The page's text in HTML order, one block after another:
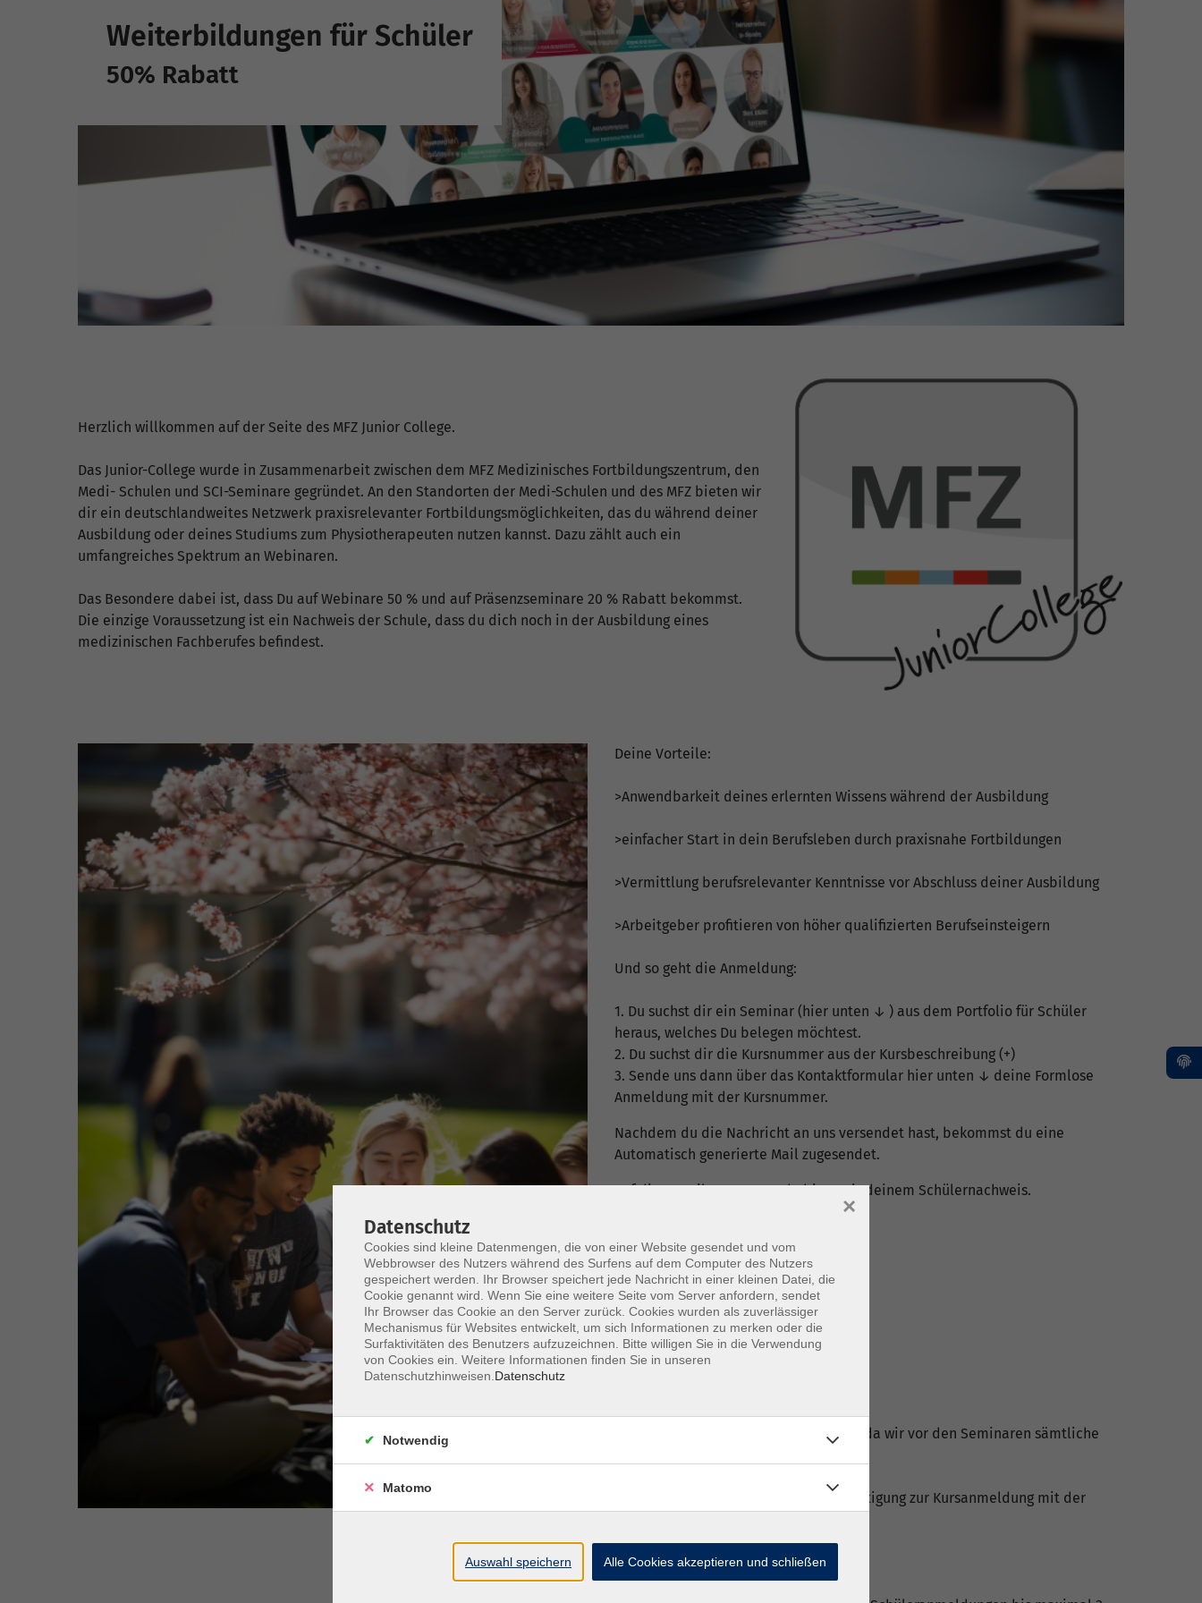
Weiterbildungen für Schüler
50% Rabatt
Herzlich willkommen auf der Seite des MFZ Junior College.
Das Junior-College wurde in Zusammenarbeit zwischen dem MFZ Medizinisches Fortbildungszentrum, den
Medi- Schulen und SCI-Seminare gegründet. An den Standorten der Medi-Schulen und des MFZ bieten wir
dir ein deutschlandweites Netzwerk praxisrelevanter Fortbildungsmöglichkeiten, das du während deiner
Ausbildung oder deines Studiums zum Physiotherapeuten nutzen kannst. Dazu zählt auch ein
umfangreiches Spektrum an Webinaren.
Das Besondere dabei ist, dass Du auf Webinare 50 % und auf Präsenzseminare 20 % Rabatt bekommst.
Die einzige Voraussetzung ist ein Nachweis der Schule, dass du dich noch in der Ausbildung eines
medizinischen Fachberufes befindest.
Deine Vorteile:
>Anwendbarkeit deines erlernten Wissens während der Ausbildung
>einfacher Start in dein Berufsleben durch praxisnahe Fortbildungen
>Vermittlung berufsrelevanter Kenntnisse vor Abschluss deiner Ausbildung
>Arbeitgeber profitieren von höher qualifizierten Berufseinsteigern
Und so geht die Anmeldung:
1. Du suchst dir ein Seminar (hier unten ↓ ) aus dem Portfolio für Schüler
heraus, welches Du belegen möchtest.
2. Du suchst dir die Kursnummer aus der Kursbeschreibung (+)
3. Sende uns dann über das Kontaktformular hier unten ↓ deine Formlose
Anmeldung mit der Kursnummer.
Nachdem du die Nachricht an uns versendet hast, bekommst du eine
Automatisch generierte Mail zugesendet.
Auf diese Mail Antwortest du bitte mit deinem Schülernachweis.
Vorname
Name
Adresse
gültige Handynummer
gültige Mailadresse
Bitte nutze Deine realistischen Daten, da wir vor den Seminaren sämtliche
Du bekommst dann von uns eine Bestätigung zur Kursanmeldung mit der
Eine Bitte haben wir noch.
Datenschutz
Cookies sind kleine Datenmengen, die von einer Website gesendet und vom
Webbrowser des Nutzers während des Surfens auf dem Computer des Nutzers
gespeichert werden. Ihr Browser speichert jede Nachricht in einer kleinen Datei, die
Cookie genannt wird. Wenn Sie eine weitere Seite vom Server anfordern, sendet
Ihr Browser das Cookie an den Server zurück. Cookies wurden als zuverlässiger
Mechanismus für Websites entwickelt, um sich Informationen zu merken oder die
Surfaktivitäten des Benutzers aufzuzeichnen. Bitte willigen Sie in die Verwendung
von Cookies ein. Weitere Informationen finden Sie in unseren
Datenschutzhinweisen. Datenschutz
×
Notwendig
Matomo
Auswahl speichern Alle Cookies akzeptieren und schließen